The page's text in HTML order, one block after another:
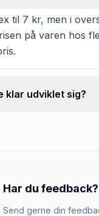
til 7 kr, men i
på varen hos
klar udviklet sig?
Har du feedback?
Send gerne din